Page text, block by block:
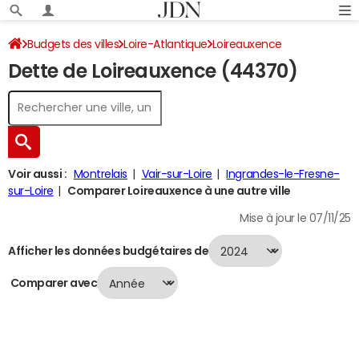
Budgets des villes Loire-Atlantique Loireauxence
Dette au 31/12/2024
Dette de Loireauxence (44370)
Voir aussi : Montrelais Vair-sur-Loire
Ingrandes-le-Fresne-
sur-Loire
Comparer Loireauxence à une autre ville
Mise à jour le 07/11/25
Afficher les données budgétaires de
Comparer avec